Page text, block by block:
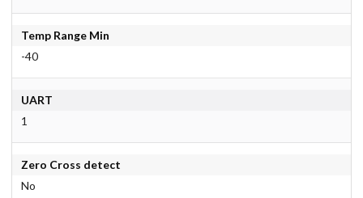
Temp Range Min
-40
UART
1
Zero Cross detect
No